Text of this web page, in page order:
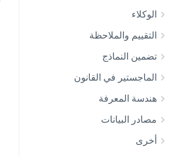
الوكلاء
التقييم والملاحظة
تضمين النماذج
الماجستير في القانون
هندسة المعرفة
مصادر البيانات
أخرى